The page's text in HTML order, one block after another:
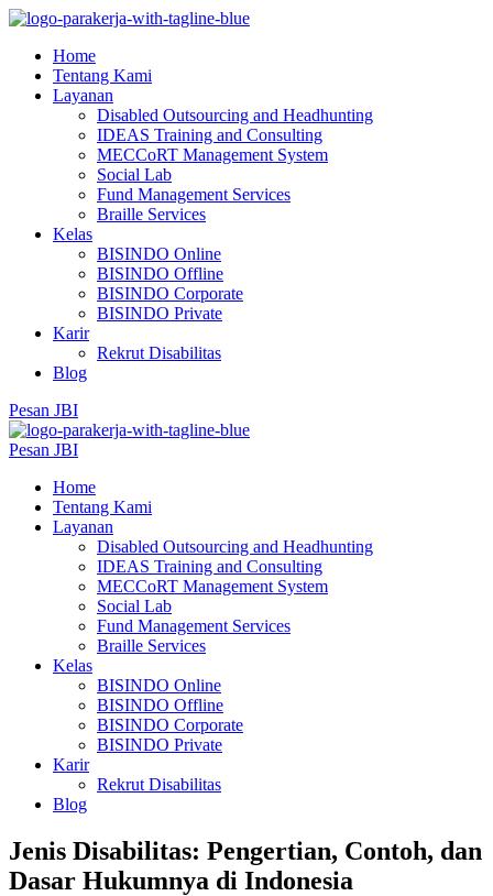
Home
Tentang Kami
Layanan
Disabled Outsourcing and Headhunting
IDEAS Training and Consulting
MECCoRT Management System
Social Lab
Fund Management Services
Braille Services
Kelas
BISINDO Online
BISINDO Offline
BISINDO Corporate
BISINDO Private
Karir
Rekrut Disabilitas
Blog
Pesan JBI
Pesan JBI
Home
Tentang Kami
Layanan
Disabled Outsourcing and Headhunting
IDEAS Training and Consulting
MECCoRT Management System
Social Lab
Fund Management Services
Braille Services
Kelas
BISINDO Online
BISINDO Offline
BISINDO Corporate
BISINDO Private
Karir
Rekrut Disabilitas
Blog
Jenis Disabilitas: Pengertian, Contoh, dan
Dasar Hukumnya di Indonesia